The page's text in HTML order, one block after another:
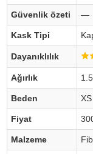
Güvenlik özeti —
Kask Tipi
Dayanıklılık
Ağırlık
Beden
Fiyat
Malzeme